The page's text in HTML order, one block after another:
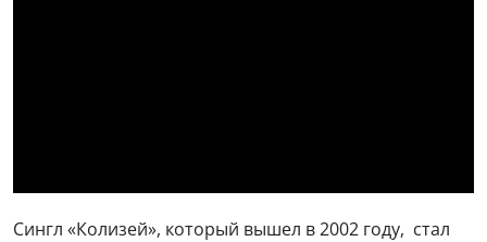
Сингл «Колизей», который вышел в 2002 году, стал